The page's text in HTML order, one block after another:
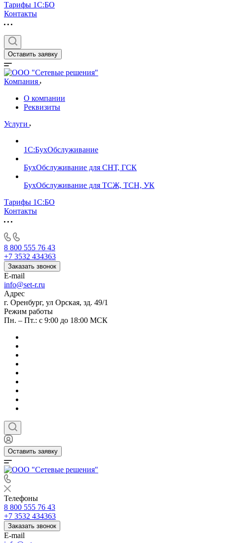
Тарифы 1С:БО
Контакты
Оставить заявку
Компания
О компании
Реквизиты
Услуги
1С:БухОбслуживание
БухОбслуживание для СНТ, ГСК
БухОбслуживание для ТСЖ, ТСН, УК
Тарифы 1С:БО
Контакты
8 800 555 76 43
+7 3532 434363
Заказать звонок
E-mail
info@set-r.ru
Адрес
г. Оренбург, ул Орская, зд. 49/1
Режим работы
Пн. – Пт.: с 9:00 до 18:00 МСК
Оставить заявку
Телефоны
8 800 555 76 43
+7 3532 434363
Заказать звонок
E-mail